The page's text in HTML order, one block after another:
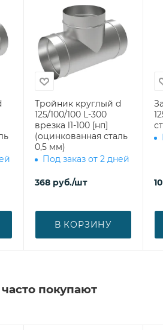
Тройник круглый d
125/100/100 L-300
врезка l1-100 [нп]
(оцинкованная сталь
0,5 мм)
Под заказ от 2 дней
368 руб./шт
В КОРЗИНУ
125
покупают